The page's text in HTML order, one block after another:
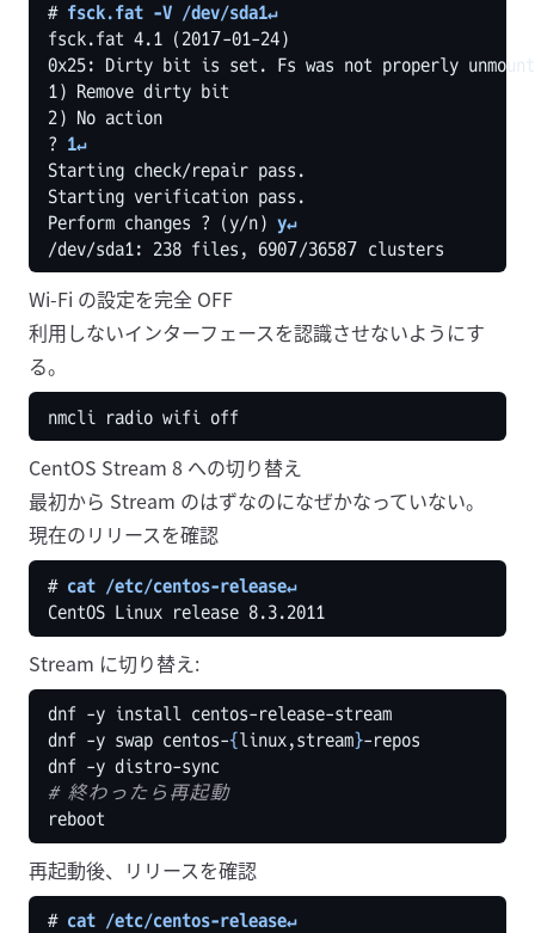
# fsck.fat -V /dev/sda1↵
fsck.fat 4.1 (2017-01-24)
0x25: Dirty bit is set. Fs was not properly
1) Remove dirty bit
2) No action
? 1↵
Starting check/repair pass.
Starting verification pass.
Perform changes ? (y/n) y↵
/dev/sda1: 238 files, 6907/36587 clusters
Wi-Fi の設定を完全 OFF
利用しないインターフェースを認識させないようにす
る。
CentOS Stream 8 への切り替え
最初から Stream のはずなのになぜかなっていない。
現在のリリースを確認
# cat /etc/centos-release↵
CentOS Linux release 8.3.2011
Stream に切り替え:
dnf -y swap centos-{linux,stream}
# 終わったら再起動
再起動後、リリースを確認
# cat /etc/centos-release↵